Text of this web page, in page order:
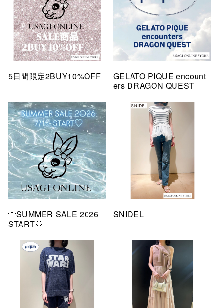
5日間限定2BUY10%OFF
GELATO PIQUE encount
ers DRAGON QUEST
🩵SUMMER SALE 2026
START🤍
SNIDEL